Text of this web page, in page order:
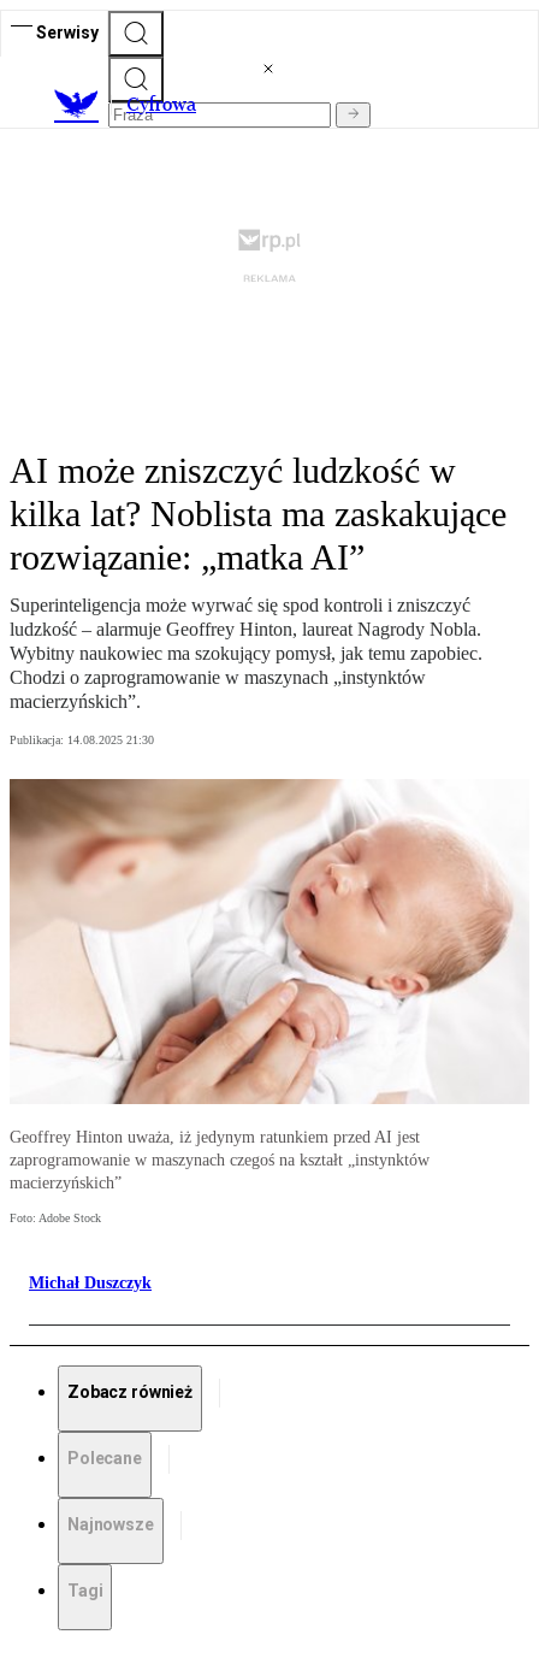
Serwisy
Cyfrowa
AI może zniszczyć ludzkość w
kilka lat? Noblista ma zaskakujące
rozwiązanie: „matka AI”
Superinteligencja może wyrwać się spod kontroli i zniszczyć
ludzkość – alarmuje Geoffrey Hinton, laureat Nagrody Nobla.
Wybitny naukowiec ma szokujący pomysł, jak temu zapobiec.
Chodzi o zaprogramowanie w maszynach „instynktów
macierzyńskich”.
Publikacja: 14.08.2025 21:30
Geoffrey Hinton uważa, iż jedynym ratunkiem przed AI jest
zaprogramowanie w maszynach czegoś na kształt „instynktów
macierzyńskich”
Foto: Adobe Stock
Michał Duszczyk
Zobacz również
Polecane
Najnowsze
Tagi